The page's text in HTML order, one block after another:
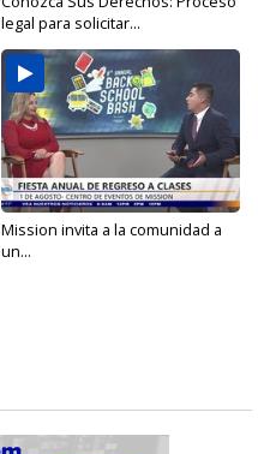
legal para solicitar...
Mission invita a la comunidad a
un...